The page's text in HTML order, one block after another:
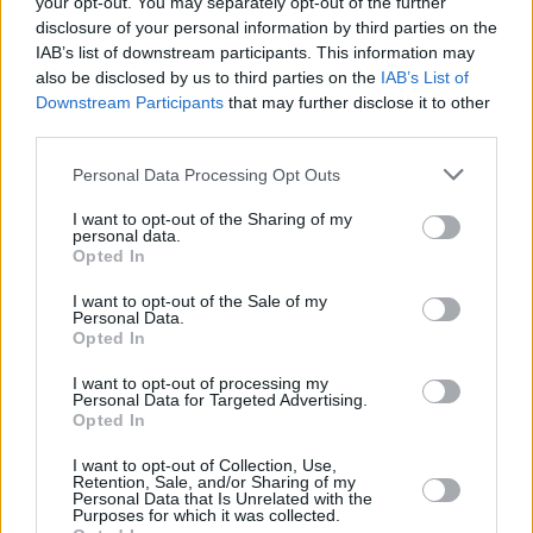
disclosure of your personal information by third parties on the
IAB’s list of downstream participants. This information may
also be disclosed by us to third parties on the IAB’s List of
Downstream Participants that may further disclose it to other
Personal Data Processing Opt Outs
I want to opt-out of the Sharing of my
personal data.
Opted In
I want to opt-out of the Sale of my
Personal Data.
Opted In
I want to opt-out of processing my
Personal Data for Targeted Advertising.
Opted In
I want to opt-out of Collection, Use,
Retention, Sale, and/or Sharing of my
Personal Data that Is Unrelated with the
Purposes for which it was collected.
10 lutego 2014, 06:20
Wapienne baseny Pamukkale